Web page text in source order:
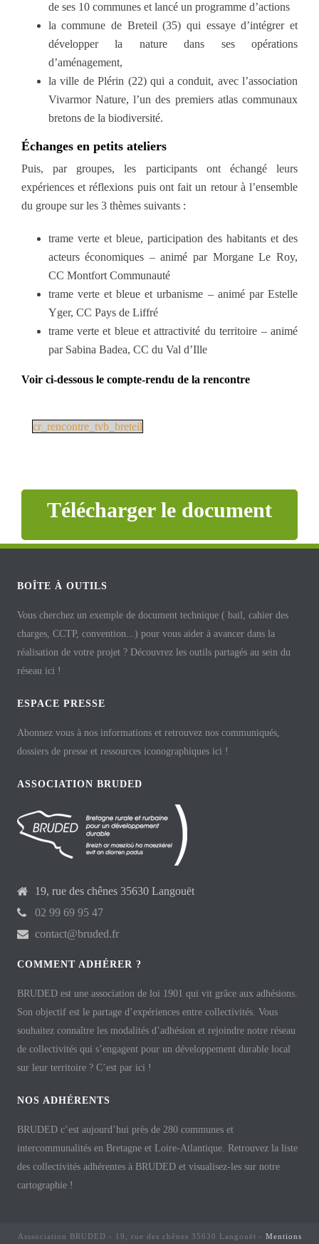
de ses 10 communes et lancé un programme d’actions
la commune de Breteil (35) qui essaye d’intégrer et
développer la nature dans ses opérations
d’aménagement,
la ville de Plérin (22) qui a conduit, avec l’association
Vivarmor Nature, l’un des premiers atlas communaux
bretons de la biodiversité.
Échanges en petits ateliers
Puis, par groupes, les participants ont échangé leurs
expériences et réflexions puis ont fait un retour à l’ensemble
du groupe sur les 3 thèmes suivants :
trame verte et bleue, participation des habitants et des
acteurs économiques – animé par Morgane Le Roy,
CC Montfort Communauté
trame verte et bleue et urbanisme – animé par Estelle
Yger, CC Pays de Liffré
trame verte et bleue et attractivité du territoire – animé
par Sabina Badea, CC du Val d’Ille
Voir ci-dessous le compte-rendu de la rencontre
cr_rencontre_tvb_breteil
Télécharger le document
BOÎTE À OUTILS
Vous cherchez un exemple de document technique ( bail, cahier des
charges, CCTP, convention...) pour vous aider à avancer dans la
réalisation de votre projet ? Découvrez les outils partagés au sein du
réseau ici !
ESPACE PRESSE
Abonnez vous à nos informations et retrouvez nos communiqués,
dossiers de presse et ressources iconographiques ici !
ASSOCIATION BRUDED
19, rue des chênes 35630 Langouët
02 99 69 95 47
contact@bruded.fr
COMMENT ADHÉRER ?
BRUDED est une association de loi 1901 qui vit grâce aux adhésions.
Son objectif est le partage d’expériences entre collectivités. Vous
souhaitez connaître les modalités d’adhésion et rejoindre notre réseau
de collectivités qui s’engagent pour un développement durable local
sur leur territoire ? C’est par ici !
NOS ADHÉRENTS
BRUDED c’est aujourd’hui près de 280 communes et
intercommunalités en Bretagne et Loire-Atlantique. Retrouvez la liste
des collectivités adhérentes à BRUDED et visualisez-les sur notre
cartographie !
Asssociation BRUDED - 19, rue des chênes 35630 Langouët - Mentions